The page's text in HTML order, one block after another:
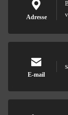
Adresse
E-mail